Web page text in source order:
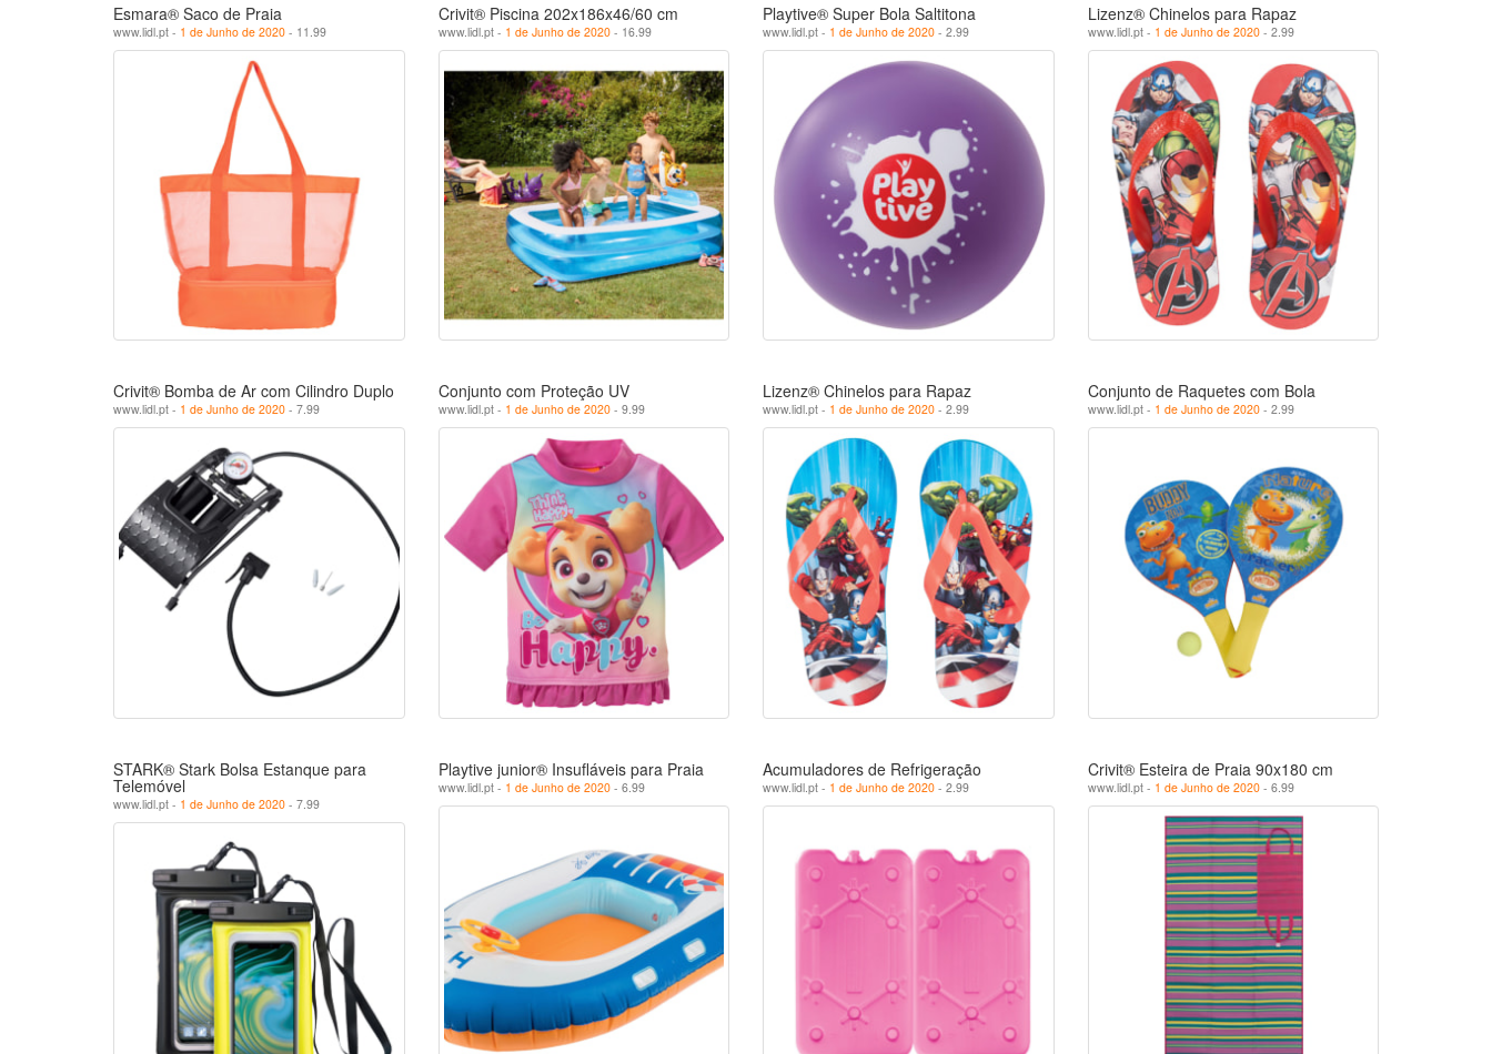
Esmara® Saco de Praia
www.lidl.pt - 1 de Junho de 2020 - 11.99
Crivit® Piscina 202x186x46/60 cm
www.lidl.pt - 1 de Junho de 2020- 16.99
Playtive® Super Bola Saltitona
www.lidl.pt - 1 de Junho de 2020 - 2.99
Lizenz® Chinelos para Rapaz
www.lidl.pt - 1 de Junho de 2020- 2.99
Crivit® Bomba de Ar com Cilindro Duplo
www.lidl.pt - 1 de Junho de 2020 - 7.99
Conjunto com Proteção UV
www.lidl.pt - 1 de Junho de 2020- 9.99
Lizenz® Chinelos para Rapaz
www.lidl.pt - 1 de Junho de 2020 - 2.99
Conjunto de Raquetes com Bola
www.lidl.pt - 1 de Junho de 2020- 2.99
STARK® Stark Bolsa Estanque para
Telemóvel
www.lidl.pt - 1 de Junho de 2020 - 7.99
Playtive junior® Insufláveis para Praia
www.lidl.pt - 1 de Junho de 2020- 6.99
Acumuladores de Refrigeração
www.lidl.pt - 1 de Junho de 2020 - 2.99
Crivit® Esteira de Praia 90x180 cm
www.lidl.pt - 1 de Junho de 2020- 6.99